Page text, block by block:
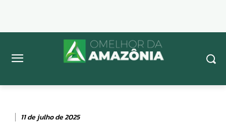
11 de julho de 2025